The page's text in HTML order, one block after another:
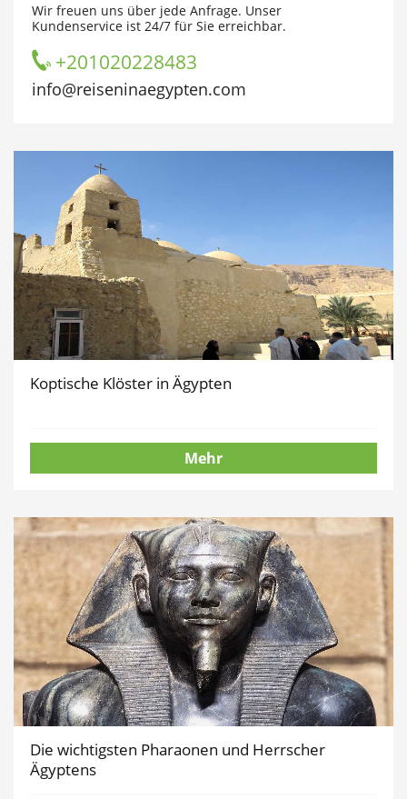
Wir freuen uns über jede Anfrage. Unser
Kundenservice ist 24/7 für Sie erreichbar.
+201020228483
info@reiseninaegypten.com
Koptische Klöster in Ägypten
Mehr
Die wichtigsten Pharaonen und Herrscher
Ägyptens